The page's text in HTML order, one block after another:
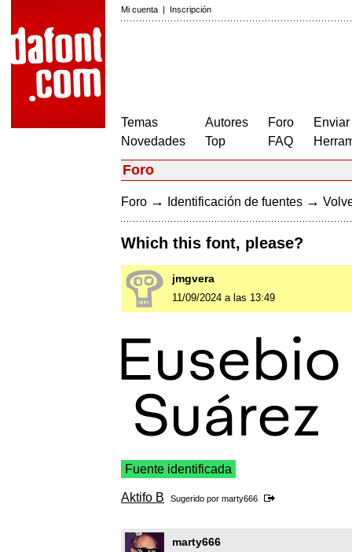
Mi cuenta | Inscripción
Temas
Novedades
Autores
Top
Foro
FAQ
Foro
Foro → Identificación de fuentes →
Which this font, please?
jmgvera
11/09/2024 a las 13:49
Fuente identificada
Aktifo B Sugerido por marty666
marty666